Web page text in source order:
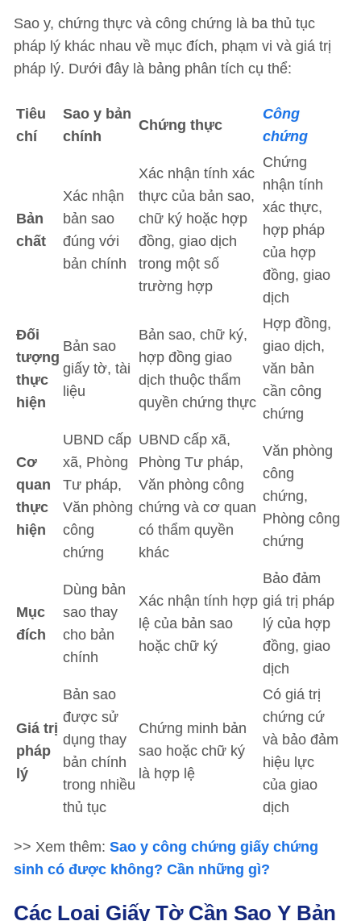
Sao y, chứng thực và công chứng là ba thủ tục
pháp lý khác nhau về mục đích, phạm vi và giá trị
pháp lý. Dưới đây là bảng phân tích cụ thể:
Tiêu
chí
Sao y bản
chính
Chứng thực
Công
chứng
Bản
chất
Xác nhận
bản sao
đúng với
bản chính
Xác nhận tính xác
thực của bản sao,
chữ ký hoặc hợp
đồng, giao dịch
trong một số
trường hợp
Chứng
nhận tính
xác thực,
hợp pháp
của hợp
đồng, giao
dịch
Đối
tượng
thực
hiện
Bản sao
giấy tờ, tài
liệu
Bản sao, chữ ký,
hợp đồng giao
dịch thuộc thẩm
quyền chứng thực
Hợp đồng,
giao dịch,
văn bản
cần công
chứng
Cơ
quan
thực
hiện
UBND cấp
xã, Phòng
Tư pháp,
Văn phòng
công
chứng
UBND cấp xã,
Phòng Tư pháp,
Văn phòng công
chứng và cơ quan
có thẩm quyền
khác
Văn phòng
công
chứng,
Phòng công
chứng
Mục
đích
Dùng bản
sao thay
cho bản
chính
Xác nhận tính hợp
lệ của bản sao
hoặc chữ ký
Bảo đảm
giá trị pháp
lý của hợp
đồng, giao
dịch
Giá trị
pháp
lý
Bản sao
được sử
dụng thay
bản chính
trong nhiều
thủ tục
Chứng minh bản
sao hoặc chữ ký
là hợp lệ
Có giá trị
chứng cứ
và bảo đảm
hiệu lực
của giao
dịch
>> Xem thêm: Sao y công chứng giấy chứng
sinh có được không? Cần những gì?
Các Loại Giấy Tờ Cần Sao Y Bản